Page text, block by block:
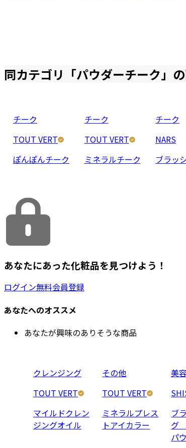
同カテゴリ「パウダーチーク」
チーク
TOUT VERT
ぽんぽんチーク
チーク
TOUT VERT
ミネラルチーク
チーク
NARS
ブラッ
あなたにあった化粧品を見つけよう！
ログイン無料会員登録
あなたへのオススメ
あなたが興味のありそうな商品
クレンジング
TOUT VERT
マイルドクレン
ジングオイル
その他
TOUT VERT
ミネラルプレス
トアイカラー
美
ブ
グ
パ